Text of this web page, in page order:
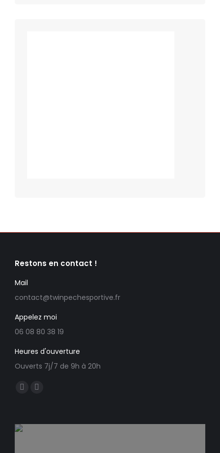
Restons en contact !
Mail
contact@twinpechesportive.fr
Appelez moi
06 08 80 38 19
Heures d'ouverture
Ouverts 7j/7 de 9h à 20h
Trouvez nous sur :
Facebook
in
E-